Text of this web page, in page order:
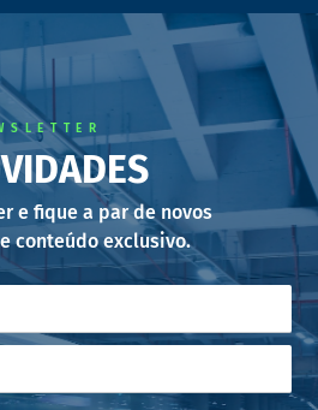
e fique a par de novos
conteúdo exclusivo.